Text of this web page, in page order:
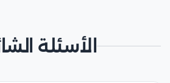
الأسئلة